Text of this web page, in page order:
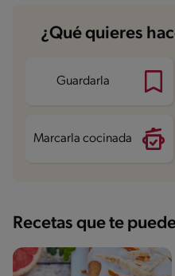
Carbohidratos
27.9 g
Energía 282.6 kcal
Proteína
Grasas saturadas 7.5
¿Qué quieres
Guardarla
Marcarla cocinada
Recetas que te